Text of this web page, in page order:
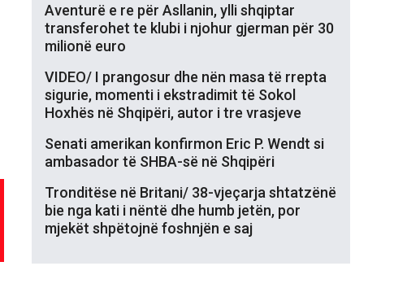
Aventurë e re për Asllanin, ylli shqiptar
transferohet te klubi i njohur gjerman për 30
milionë euro
VIDEO/ I prangosur dhe nën masa të rrepta
sigurie, momenti i ekstradimit të Sokol
Hoxhës në Shqipëri, autor i tre vrasjeve
Senati amerikan konfirmon Eric P. Wendt si
ambasador të SHBA-së në Shqipëri
Tronditëse në Britani/ 38-vjeçarja shtatzënë
bie nga kati i nëntë dhe humb jetën, por
mjekët shpëtojnë foshnjën e saj